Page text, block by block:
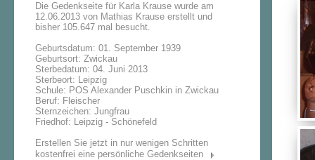
Die Gedenkseite für Karla Krause wurde am
12.06.2013 von Mathias Krause erstellt und
bisher 105.647 mal besucht.
Geburtsdatum: 01. September 1939
Geburtsort: Zwickau
Sterbedatum: 04. Juni 2013
Sterbeort: Leipzig
Schule: POS Alexander Puschkin in Zwickau
Beruf: Fleischer
Sternzeichen: Jungfrau
Friedhof: Leipzig - Schönefeld
Erstellen Sie jetzt in nur wenigen Schritten
kostenfrei eine persönliche Gedenkseiten